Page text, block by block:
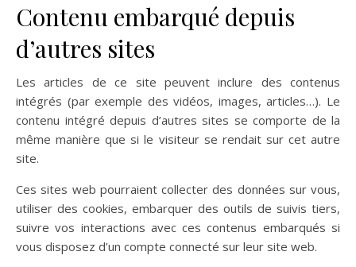
Contenu embarqué depuis
d’autres sites
Les articles de ce site peuvent inclure des contenus
intégrés (par exemple des vidéos, images, articles…). Le
contenu intégré depuis d’autres sites se comporte de la
même manière que si le visiteur se rendait sur cet autre
site.
Ces sites web pourraient collecter des données sur vous,
utiliser des cookies, embarquer des outils de suivis tiers,
suivre vos interactions avec ces contenus embarqués si
vous disposez d’un compte connecté sur leur site web.